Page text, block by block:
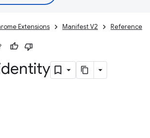
Extensions Manifest V2 Reference